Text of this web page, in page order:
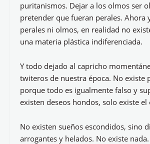
puritanismos. Dejar a los olmos ser
pretender que fueran perales. Ahora
perales ni olmos, en realidad no
una materia plástica indiferenciada.
Y todo dejado al capricho
twiteros de nuestra época. No existe
porque todo es igualmente falso y
existen deseos hondos, solo existe el
No existen sueños escondidos, sino
arrogantes y helados. No existe nada.